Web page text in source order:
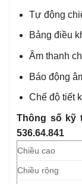
Tự động
Bảng điều
Âm thanh
Báo động
Chế độ tiết
Thông số kỹ
536.64.841
Chiều cao
Chiều rộng